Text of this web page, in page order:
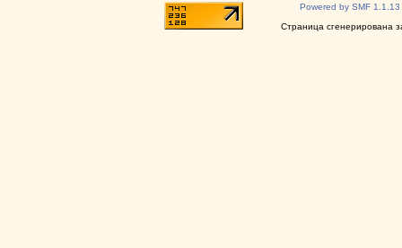
Powered by SMF 1.1.13
Страница сгенерирована